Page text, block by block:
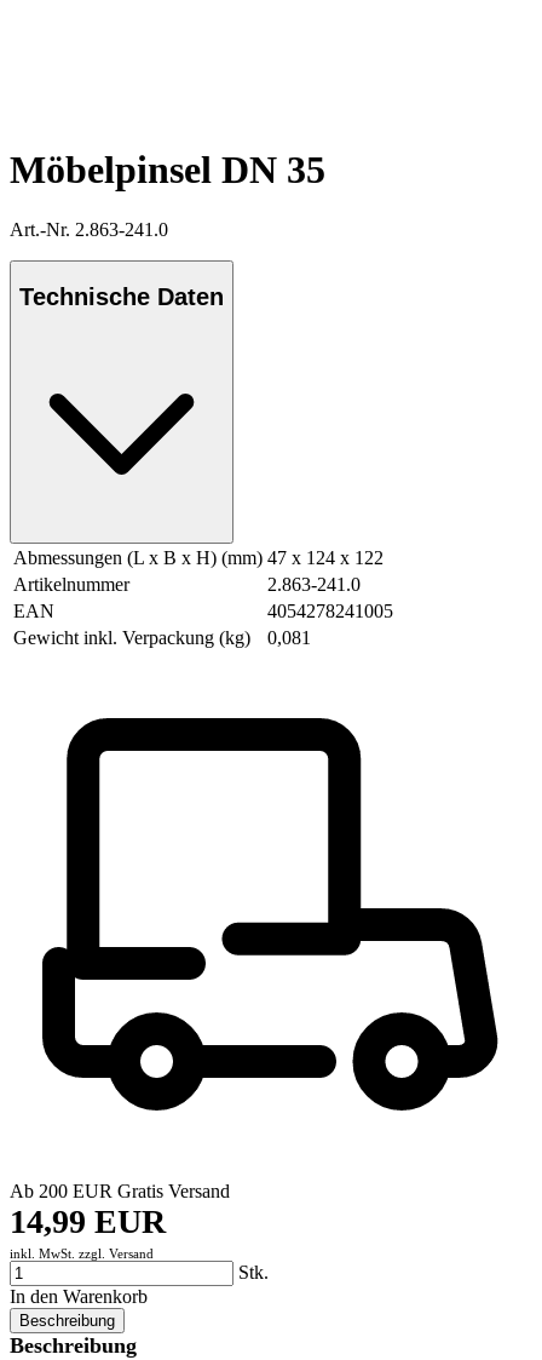
Möbelpinsel DN 35
Art.-Nr. 2.863-241.0
Technische Daten
Abmessungen (L x B x H) (mm) 47 x 124 x 122
Artikelnummer
2.863-241.0
EAN
4054278241005
Gewicht inkl. Verpackung (kg)
0,081
Ab 200 EUR Gratis Versand
14,99 EUR
inkl. MwSt. zzgl. Versand
Stk.
In den Warenkorb
Beschreibung
Beschreibung